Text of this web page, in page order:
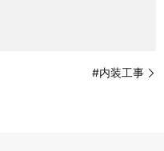
#内装工事